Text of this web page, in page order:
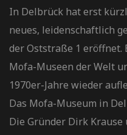
In Delbrück hat erst
neues, leidenschaftlich
der Oststraße 1 eröffnet.
Mofa-Museen der Welt
1970er-Jahre wieder
Das Mofa-Museum in
Die Gründer Dirk